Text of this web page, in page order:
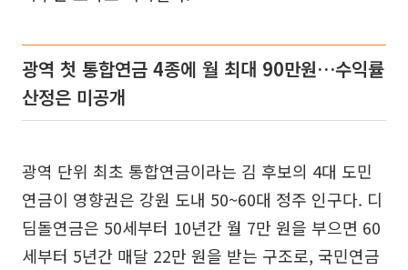
광역 첫 통합연금 4종에 월 최대 90만원…수익률
산정은 미공개
광역 단위 최초 통합연금이라는 김 후보의 4대 도민
연금이 영향권은 강원 도내 50~60대 정주 인구다. 디
딤돌연금은 50세부터 10년간 월 7만 원을 부으면 60
세부터 5년간 매달 22만 원을 받는 구조로, 국민연금